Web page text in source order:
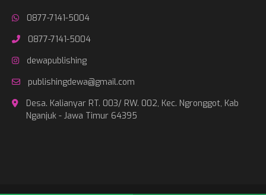
0877-7141-5004
0877-7141-5004
dewapublishing
publishingdewa@gmail.com
Desa. Kalianyar RT. 003/ RW. 002, Kec. Ngronggot, Kab
Nganjuk - Jawa Timur 64395